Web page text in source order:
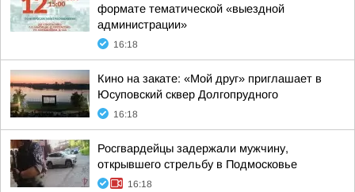
формате тематической «выездной
администрации»
16:18
Кино на закате: «Мой друг» приглашает в
Юсуповский сквер Долгопрудного
16:18
Росгвардейцы задержали мужчину,
открывшего стрельбу в Подмосковье
16:18